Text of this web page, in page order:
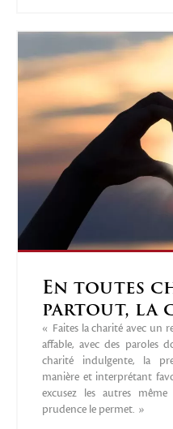
En toutes
partout, la
« Faites la charité avec un
affable, avec des paroles
charité indulgente, la
manière et interprétant
excusez les autres
prudence le permet. »